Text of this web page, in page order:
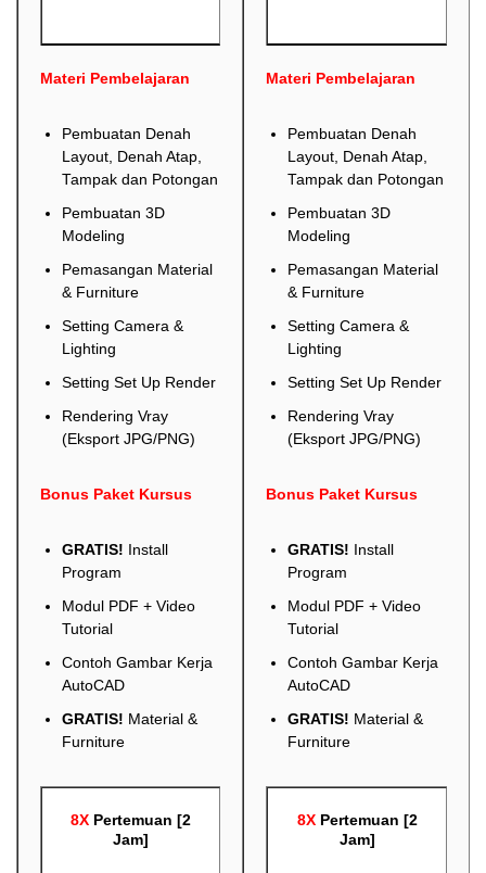
Materi Pembelajaran
Pembuatan Denah
Layout, Denah Atap,
Tampak dan Potongan
Pembuatan 3D
Modeling
Pemasangan Material
& Furniture
Setting Camera &
Lighting
Setting Set Up Render
Rendering Vray
(Eksport JPG/PNG)
Bonus Paket Kursus
GRATIS! Install
Program
Modul PDF + Video
Tutorial
Contoh Gambar Kerja
AutoCAD
GRATIS! Material &
Furniture
8X Pertemuan [2
Jam]
Materi Pembelajaran
Pembuatan Denah
Layout, Denah Atap,
Tampak dan Potongan
Pembuatan 3D
Modeling
Pemasangan Material
& Furniture
Setting Camera &
Lighting
Setting Set Up Render
Rendering Vray
(Eksport JPG/PNG)
Bonus Paket Kursus
GRATIS! Install
Program
Modul PDF + Video
Tutorial
Contoh Gambar Kerja
AutoCAD
GRATIS! Material &
Furniture
8X Pertemuan [2
Jam]